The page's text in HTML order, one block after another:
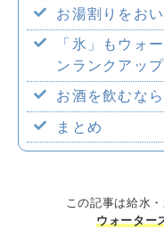
お湯割りをお
「氷」もウォ
ンランクアップ
お酒を飲むな
まとめ
この記事は給水
ウォーター